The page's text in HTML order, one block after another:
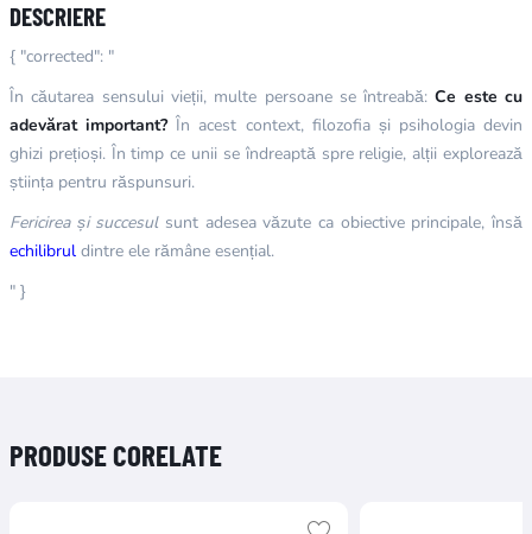
DESCRIERE
{ "corrected": "
În căutarea sensului vieții, multe persoane se întreabă:Ce este cu
adevărat important?În acest context, filozofia și psihologia devin
ghizi prețioși. În timp ce unii se îndreaptă spre religie, alții explorează
știința pentru răspunsuri.
Fericirea și succesulsunt adesea văzute ca obiective principale, însă
echilibrul dintre ele rămâne esențial.
" }
PRODUSE CORELATE